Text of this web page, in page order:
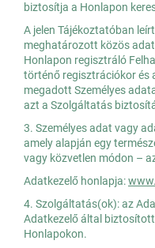
biztosítja a Honlapon
A jelen Tájékoztatóban
meghatározott közös
Honlapon regisztráló
történő regisztrációkor és
megadott Személyes
azt a Szolgáltatás
3. Személyes adat vagy
amely alapján egy
vagy közvetlen módon –
Adatkezelő honlapja:
4. Szolgáltatás(ok): az
Adatkezelő által
Honlapokon.